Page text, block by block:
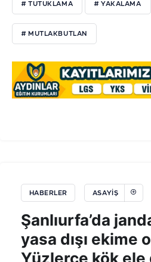
# TUTUKLAMA # YAKALAMA
# MUTLAKBUTLAN
HABERLER ASAYIŞ
Şanlıurfa’da
yasa dışı ekime
Yüzlerce kök